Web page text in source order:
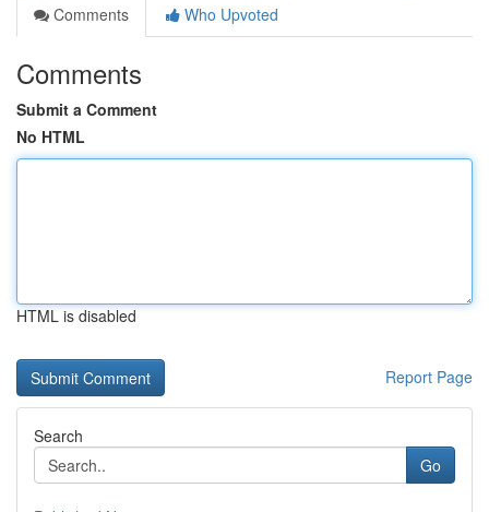
Comments
Who Upvoted
Comments
Submit a Comment
No HTML
HTML is disabled
Report Page
Search
Go